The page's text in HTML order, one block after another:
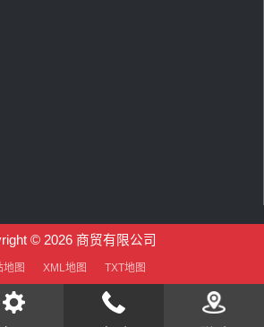
© 2026 商贸有限公司
地图 XML地图 TXT地图